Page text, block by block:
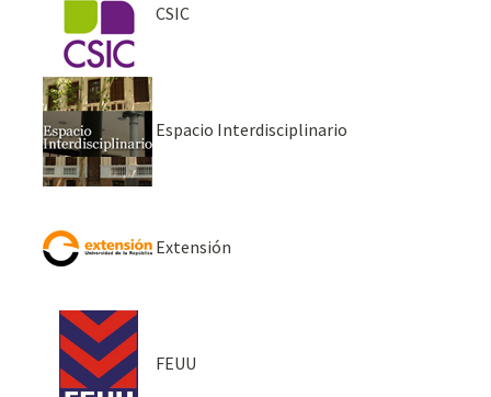
CSIC
Espacio Interdisciplinario
Extensión
FEUU